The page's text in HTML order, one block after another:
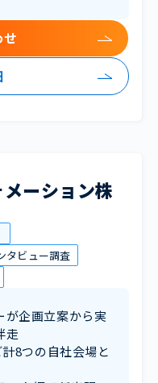
ーション株
タビュー調査
が企画立案から実
走
8つの自社会場と